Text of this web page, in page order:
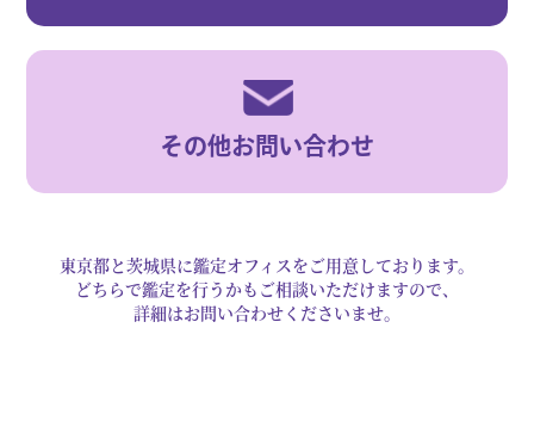
その他お問い合わせ
東京都と茨城県に鑑定オフィスをご用意しております。
どちらで鑑定を行うかもご相談いただけますので、
詳細はお問い合わせくださいませ。